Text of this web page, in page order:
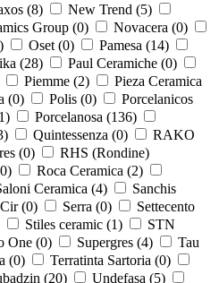
(8) New Trend (5)
Group (0) Novacera (0)
) Oset (0) Pamesa (14)
(28) Paul Ceramiche (0)
Piemme (2)
Pieza Ceramica
(0) Polis (0)
Porcelanicos
) Porcelanosa (136)
) Quintessenza (0)
RAKO
(0)
RHS (Rondine)
0) Roca Ceramica (2)
Ceramica (4)
Sanchis
(0) Serra (0)
Settecento
Stiles ceramic (1)
STN
One (0) Supergres (4)
Tau
(0) Terratinta Sartoria (0)
(20) Undefasa (5)